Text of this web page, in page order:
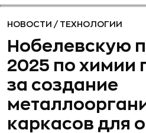
НОВОСТИ / ТЕХНОЛОГИИ
Нобелевскую
2025 по химии
за создание
каркасов для